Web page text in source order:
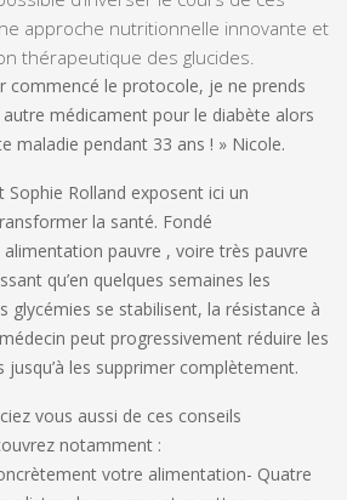
approche nutritionnelle innovante et
thérapeutique des glucides
commencé le protocole, je ne prends
autre médicament pour le diabète alors
maladie pendant 33 ans ! » Nicole.
Rolland exposent ici un
la santé. Fondé
pauvre , voire très pauvre
qu’en quelques semaines les
glycémies se stabilisent, la résistance à
médecin peut progressivement réduire les
les supprimer complètement.
vous aussi de ces conseils
notamment :
votre alimentation- Quatre